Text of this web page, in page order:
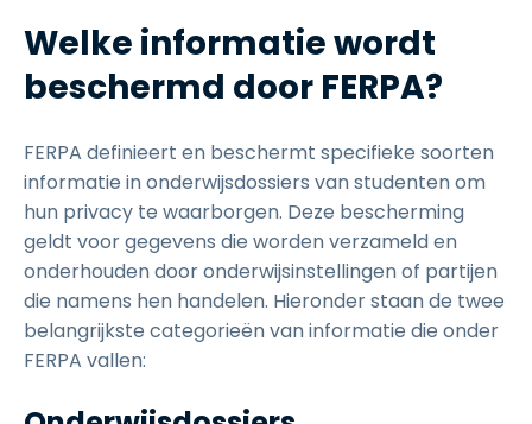
Welke informatie wordt
beschermd door FERPA?
FERPA definieert en beschermt specifieke soorten
informatie in onderwijsdossiers van studenten om
hun privacy te waarborgen. Deze bescherming
geldt voor gegevens die worden verzameld en
onderhouden door onderwijsinstellingen of partijen
die namens hen handelen. Hieronder staan de twee
belangrijkste categorieën van informatie die onder
FERPA vallen: